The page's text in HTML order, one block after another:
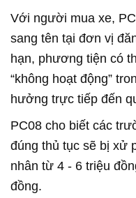
Với người mua xe,
sang tên tại đơn vị
hạn, phương tiện có
“không hoạt động”
hưởng trực tiếp đến
PC08 cho biết các
đúng thủ tục sẽ bị xử
nhân từ 4 - 6 triệu
đồng.